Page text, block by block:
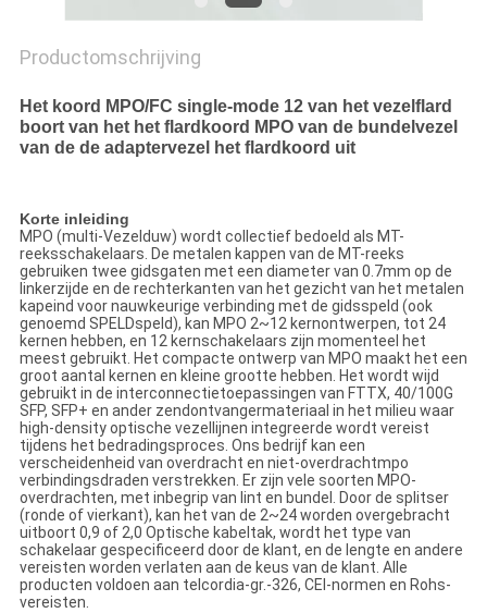
Productomschrijving
Het koord MPO/FC single-mode 12 van het vezelflard
boort van het het flardkoord MPO van de bundelvezel
van de de adaptervezel het flardkoord uit
Korte inleiding
MPO (multi-Vezelduw) wordt collectief bedoeld als MT-
reeksschakelaars. De metalen kappen van de MT-reeks
gebruiken twee gidsgaten met een diameter van 0.7mm op de
linkerzijde en de rechterkanten van het gezicht van het metalen
kapeind voor nauwkeurige verbinding met de gidsspeld (ook
genoemd SPELDspeld), kan MPO 2~12 kernontwerpen, tot 24
kernen hebben, en 12 kernschakelaars zijn momenteel het
meest gebruikt. Het compacte ontwerp van MPO maakt het een
groot aantal kernen en kleine grootte hebben. Het wordt wijd
gebruikt in de interconnectietoepassingen van FTTX, 40/100G
SFP, SFP+ en ander zendontvangermateriaal in het milieu waar
high-density optische vezellijnen integreerde wordt vereist
tijdens het bedradingsproces. Ons bedrijf kan een
verscheidenheid van overdracht en niet-overdrachtmpo
verbindingsdraden verstrekken. Er zijn vele soorten MPO-
overdrachten, met inbegrip van lint en bundel. Door de splitser
(ronde of vierkant), kan het van de 2~24 worden overgebracht
uitboort 0,9 of 2,0 Optische kabeltak, wordt het type van
schakelaar gespecificeerd door de klant, en de lengte en andere
vereisten worden verlaten aan de keus van de klant. Alle
producten voldoen aan telcordia-gr.-326, CEI-normen en Rohs-
vereisten.